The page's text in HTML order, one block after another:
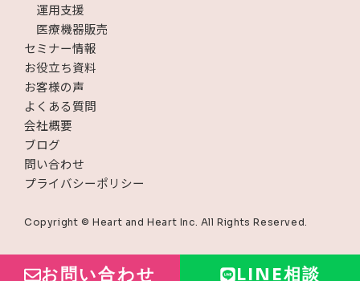
運用支援
医療機器販売
セミナー情報
お役立ち資料
お客様の声
よくある質問
会社概要
ブログ
問い合わせ
プライバシーポリシー
Copyright © Heart and Heart Inc. All Rights Reserved.
お問い合わせ LINE相談